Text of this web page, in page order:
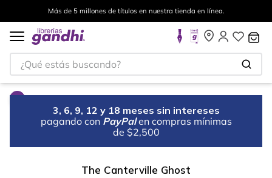
Más de 5 millones de títulos en nuestra tienda en línea.
¿Qué estás buscando?
3, 6, 9, 12 y 18 meses sin intereses
pagando con PayPal en compras mínimas
de $2,500
The Canterville Ghost